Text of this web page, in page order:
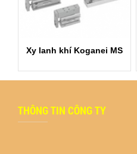
Xy lanh khí Koganei MS
THÔNG TIN CÔNG TY